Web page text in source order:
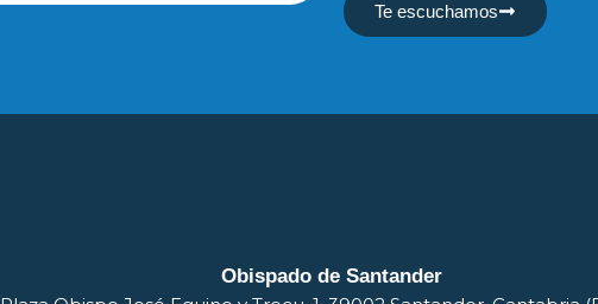
Te escuchamos
Obispado de Santander